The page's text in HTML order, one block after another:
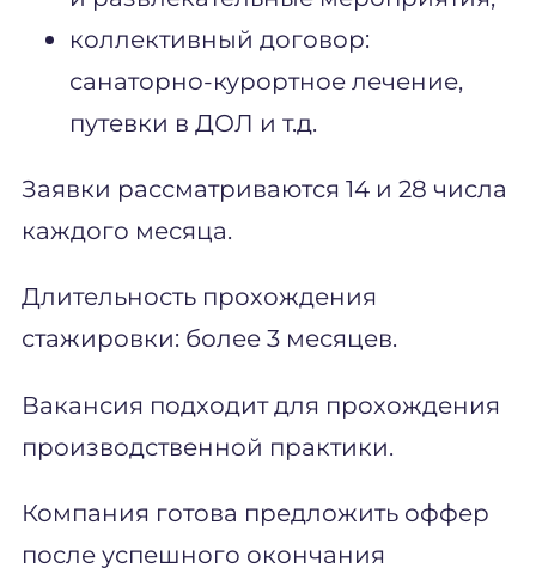
коллективный договор:
санаторно-курортное лечение,
путевки в ДОЛ и т.д.
Заявки рассматриваются 14 и 28 числа
каждого месяца.
Длительность прохождения
стажировки: более 3 месяцев.
Вакансия подходит для прохождения
производственной практики.
Компания готова предложить оффер
после успешного окончания